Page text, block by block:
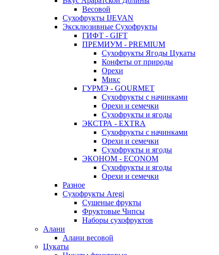
Весовой
Сухофрукты IJEVAN
Эксклюзивные Сухофрукты
ГИФТ - GIFT
ПРЕМИУМ - PREMIUM
Сухофрукты Ягоды Цукаты
Конфеты от природы
Орехи
Микс
ГУРМЭ - GOURMET
Сухофрукты с начинками
Орехи и семечки
Сухофрукты и ягоды
ЭКСТРА - EXTRA
Сухофрукты с начинками
Орехи и семечки
Сухофрукты и ягоды
ЭКОНОМ - ECONOM
Сухофрукты и ягоды
Орехи и семечки
Разное
Сухофрукты Aregi
Сушеные фрукты
Фруктовые Чипсы
Наборы сухофруктов
Алани
Алани весовой
Цукаты